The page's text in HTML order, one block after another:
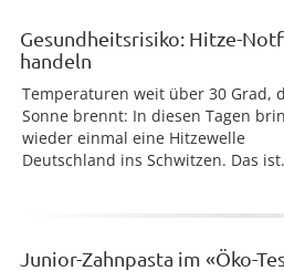
Gesundheitsrisiko: Hitze-
handeln
Temperaturen weit über 30 Grad,
Sonne brennt: In diesen Tagen
wieder einmal eine Hitzewelle
Deutschland ins Schwitzen. Das
Junior-Zahnpasta im «Öko-